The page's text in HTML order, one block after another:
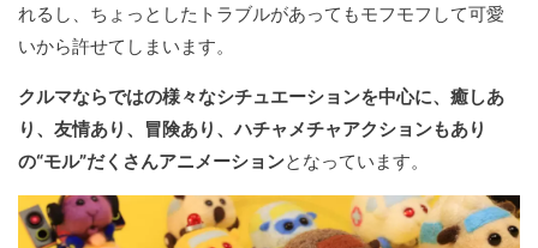
れるし、ちょっとしたトラブルがあってもモフモフして可愛
いから許せてしまいます。
クルマならではの様々なシチュエーションを中心に、癒しあ
り、友情あり、冒険あり、ハチャメチャアクションもあり
の“モル”だくさんアニメーションとなっています。